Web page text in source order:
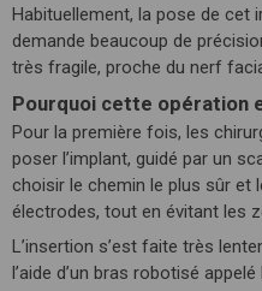
Habituellement, la pose de cet
demande beaucoup de
très fragile, proche du nerf
Pourquoi cette opération
Pour la première fois, les
poser l’implant, guidé par un
choisir le chemin le plus sûr et
électrodes, tout en évitant les
L’insertion s’est faite très
l’aide d’un bras robotisé